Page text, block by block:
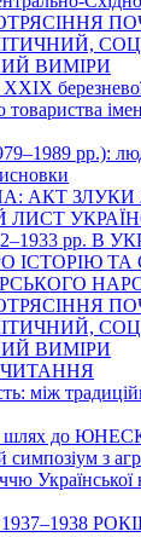
ВИМІРИ
березневої
рр.):
АКТ ЗЛУКИ
ЛИСТ
рр. В
ІСТОРІЮ
ВИМІРИ
ЧИТАННЯ
між
шлях до
з
Української